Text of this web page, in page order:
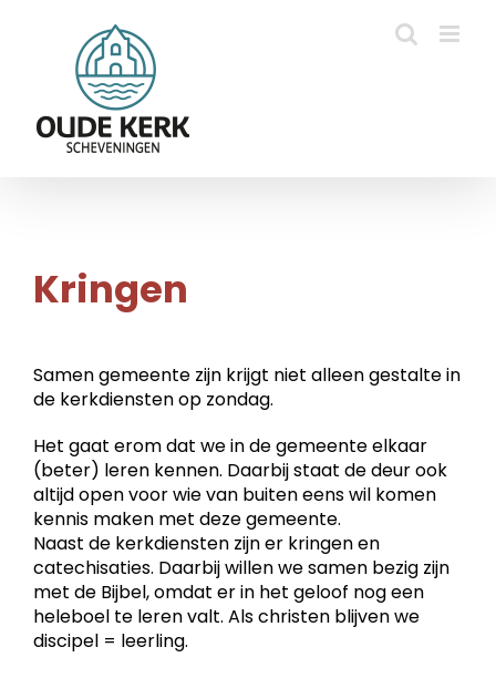
Kringen
Samen gemeente zijn krijgt niet alleen gestalte in
de kerkdiensten op zondag.
Het gaat erom dat we in de gemeente elkaar
(beter) leren kennen. Daarbij staat de deur ook
altijd open voor wie van buiten eens wil komen
kennis maken met deze gemeente.
Naast de kerkdiensten zijn er kringen en
catechisaties. Daarbij willen we samen bezig zijn
met de Bijbel, omdat er in het geloof nog een
heleboel te leren valt. Als christen blijven we
discipel = leerling.